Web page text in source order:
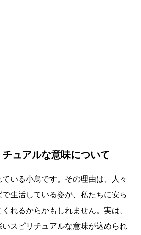
ュアルな意味について
いる小鳥です。その理由は、人々
生活している姿が、私たちに安ら
れるからかもしれません。実は、
いスピリチュアルな意味が込められ